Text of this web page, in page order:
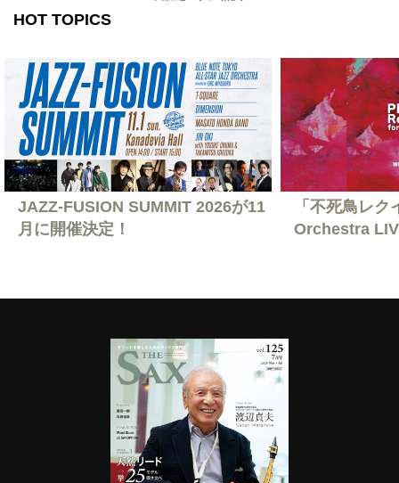
HOT TOPICS
JAZZ-FUSION SUMMIT 2026が11
月に開催決定！
「不死鳥レ
Orchestra